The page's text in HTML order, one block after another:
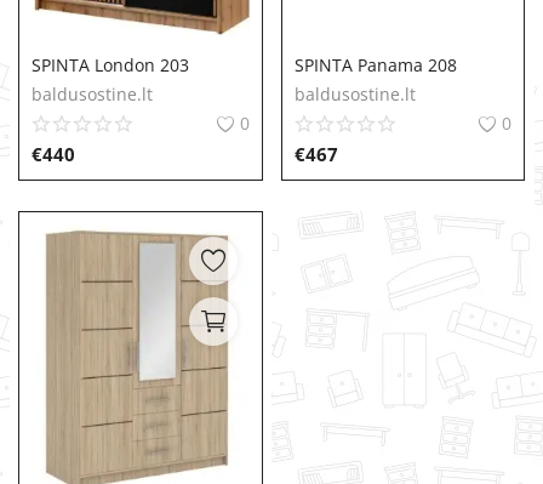
SPINTA London 203
baldusostine.lt
0
€440
SPINTA Panama 208
baldusostine.lt
0
€467